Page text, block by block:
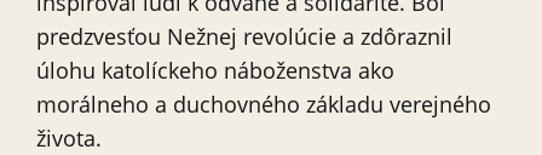
predzvesťou Nežnej revolúcie a zdôraznil
úlohu katolíckeho náboženstva ako
morálneho a duchovného základu verejného
života.